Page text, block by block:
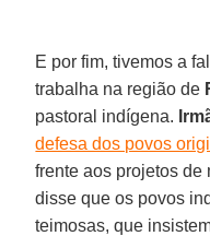
E por fim, tivemos a
trabalha na região de
pastoral indígena.
defesa dos povos
frente aos projetos de
disse que os povos
teimosas, que